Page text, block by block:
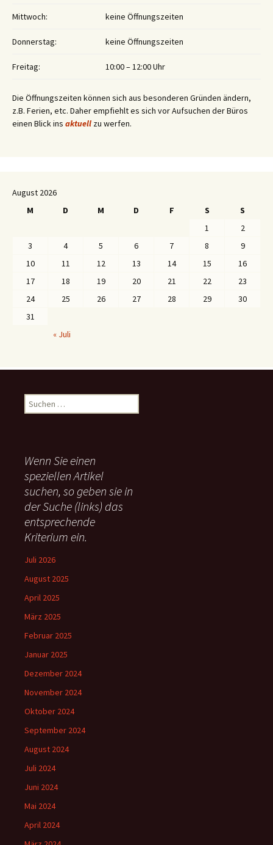
Mittwoch: keine Öffnungszeiten
Donnerstag: keine Öffnungszeiten
Freitag: 10:00 – 12:00 Uhr
Die Öffnungszeiten können sich aus besonderen Gründen ändern,
z.B. Ferien, etc. Daher empfiehlt es sich vor Aufsuchen der Büros
einen Blick ins aktuell zu werfen.
August 2026
M
D M D F S
S
1
2
3
4 5 6 7 8
9
10
11 12 13 14 15
16
17
18 19 20 21 22
23
24
25 26 27 28 29
30
31
« Juli
u
n
n
a
c
:
Wenn Sie einen
speziellen Artikel
suchen, so geben sie in
der Suche (links) das
entsprechende
Kriterium ein.
Juli 2026
August 2025
April 2025
März 2025
Februar 2025
Januar 2025
Dezember 2024
November 2024
Oktober 2024
September 2024
August 2024
Juli 2024
Juni 2024
Mai 2024
April 2024